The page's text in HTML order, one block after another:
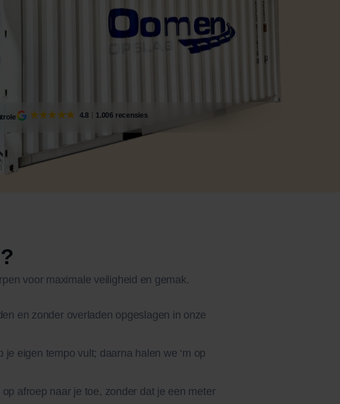
4.8 1.006 recensies
voor maximale veiligheid en gemak.
en zonder overladen opgeslagen in onze
eigen tempo vult; daarna halen we ‘m op
afroep naar je toe, zonder dat je een meter